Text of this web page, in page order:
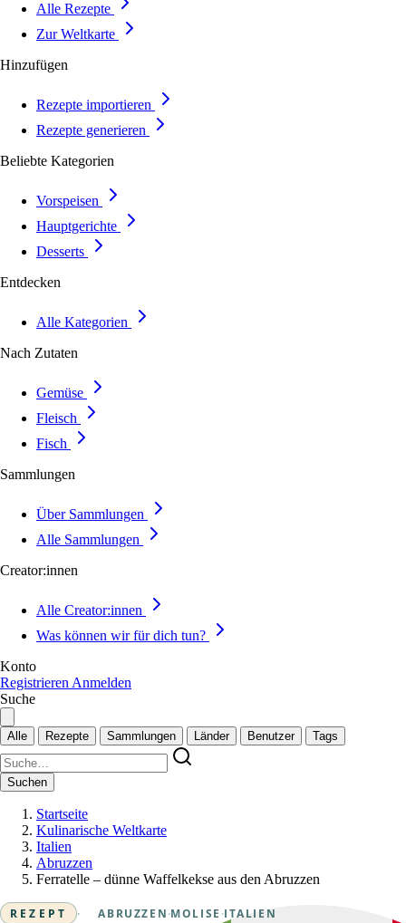
Alle Rezepte
Zur Weltkarte
Hinzufügen
Rezepte importieren
Rezepte generieren
Beliebte Kategorien
Vorspeisen
Hauptgerichte
Desserts
Entdecken
Alle Kategorien
Nach Zutaten
Gemüse
Fleisch
Fisch
Sammlungen
Über Sammlungen
Alle Sammlungen
Creator:innen
Alle Creator:innen
Was können wir für dich tun?
Konto
Registrieren Anmelden
Suche
Alle Rezepte Sammlungen Länder Benutzer Tags
Suchen
Startseite
Kulinarische Weltkarte
Italien
Abruzzen
Ferratelle – dünne Waffelkekse aus den Abruzzen
REZEPT · ABRUZZEN ·MOLISE ·ITALIEN